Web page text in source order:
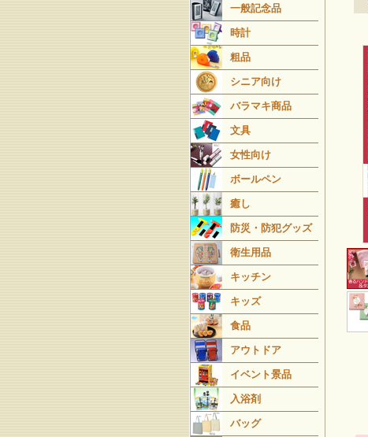
一般記念品
時計
粗品
シニア向け
バラマキ商品
文具
女性向け
ボールペン
癒し
防災・防犯グッズ
衛生用品
キッチン
キッズ
食品
アウトドア
イベント景品
入浴剤
バッグ